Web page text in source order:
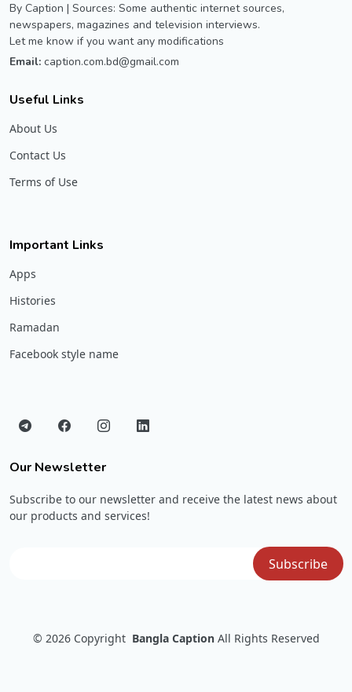
By Caption | Sources: Some authentic internet sources,
newspapers, magazines and television interviews.
Let me know if you want any modifications
Email: caption.com.bd@gmail.com
Useful Links
About Us
Contact Us
Terms of Use
Important Links
Apps
Histories
Ramadan
Facebook style name
Our Newsletter
Subscribe to our newsletter and receive the latest news about
our products and services!
© 2026 Copyright Bangla Caption All Rights Reserved